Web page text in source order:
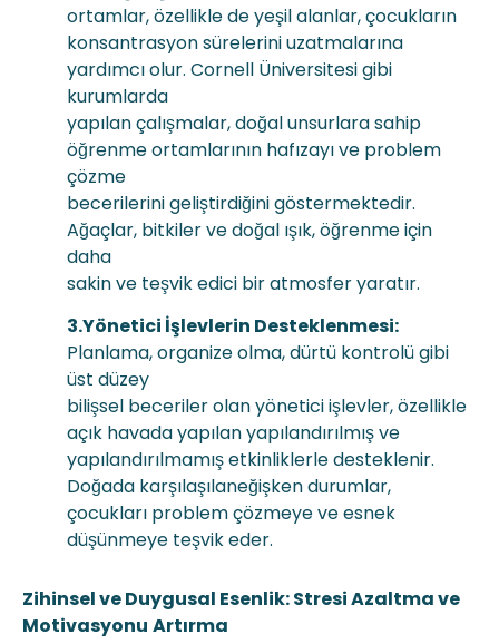
ortamlar, özellikle de yeşil alanlar, çocukların
konsantrasyon sürelerini uzatmalarına
yardımcı olur. Cornell Üniversitesi gibi
kurumlarda
yapılan çalışmalar, doğal unsurlara sahip
öğrenme ortamlarının hafızayı ve problem
çözme
becerilerini geliştirdiğini göstermektedir.
Ağaçlar, bitkiler ve doğal ışık, öğrenme için
daha
sakin ve teşvik edici bir atmosfer yaratır.
3.Yönetici İşlevlerin Desteklenmesi:
Planlama, organize olma, dürtü kontrolü gibi
üst düzey
bilişsel beceriler olan yönetici işlevler, özellikle
açık havada yapılan yapılandırılmış ve
yapılandırılmamış etkinliklerle desteklenir.
Doğada karşılaşılaneğişken durumlar,
çocukları problem çözmeye ve esnek
düşünmeye teşvik eder.
Zihinsel ve Duygusal Esenlik: Stresi Azaltma ve
Motivasyonu Artırma